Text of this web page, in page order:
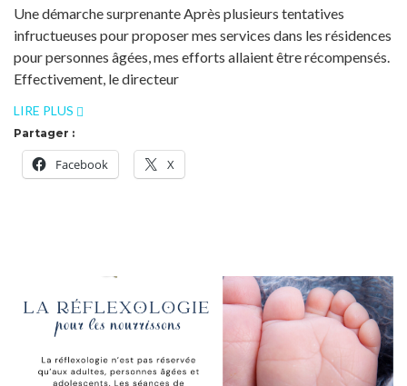
Une démarche surprenante Après plusieurs tentatives
infructueuses pour proposer mes services dans les résidences
pour personnes âgées, mes efforts allaient être récompensés.
Effectivement, le directeur
LIRE PLUS
Partager :
Facebook X